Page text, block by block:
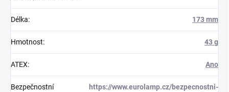
Délka: 173 mm
Hmotnost: 43 g
ATEX: Ano
Bezpečnostní
https://www.eurolamp.cz/bezpecnostni-